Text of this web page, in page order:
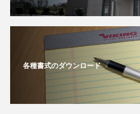
各種書式のダウンロード